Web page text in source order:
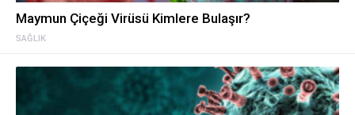
SAĞLIK
Maymun Çiçeği Virüsü Kimlere Bulaşır?